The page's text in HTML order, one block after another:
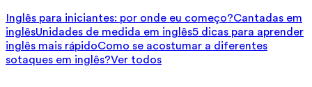
Inglês para iniciantes: por onde eu começo?Cantadas em
inglêsUnidades de medida em inglês5 dicas para aprender
inglês mais rápidoComo se acostumar a diferentes
sotaques em inglês?Ver todos